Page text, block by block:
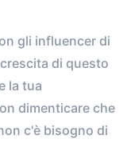
gli influencer di
di questo
la tua
dimenticare che
c'è bisogno di